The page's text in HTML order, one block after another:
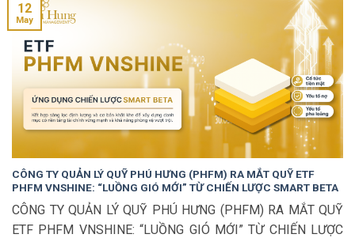
CÔNG TY QUẢN LÝ QUỸ PHÚ HƯNG (PHFM) RA MẮT QUỸ ETF
PHFM VNSHINE: “LUỒNG GIÓ MỚI” TỪ CHIẾN LƯỢC SMART BETA
CÔNG TY QUẢN LÝ QUỸ PHÚ HƯNG (PHFM) RA MẮT QUỸ
ETF PHFM VNSHINE: “LUỒNG GIÓ MỚI” TỪ CHIẾN LƯỢC
12
May